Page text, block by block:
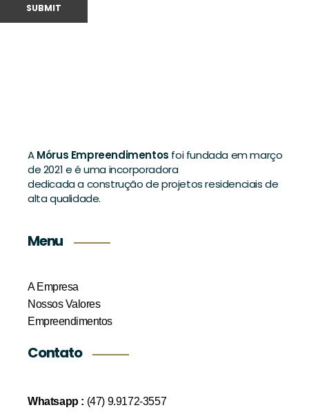
AMórus Empreendimentos foi fundada em março
de 2021 e é uma incorporadora
dedicada a construção de projetos residenciais de
alta qualidade.
Menu
A Empresa
Nossos Valores
Empreendimentos
Contato
Whatsapp : (47) 9.9172-3557